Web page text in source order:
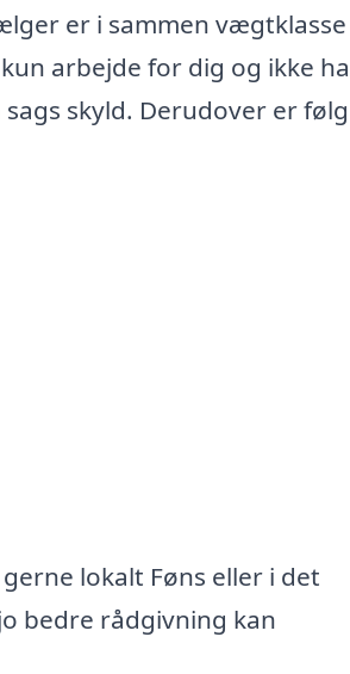
er i sammen
arbejde for dig og ikke
skyld. Derudover er
lokalt Føns eller i det
bedre rådgivning kan